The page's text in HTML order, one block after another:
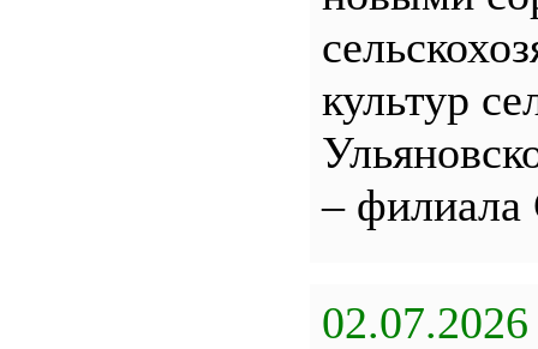
культур
–
02.07.2026